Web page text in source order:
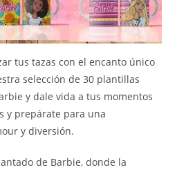
tus tazas con el encanto único
selección de 30 plantillas
y dale vida a tus momentos
y prepárate para una
y diversión.
de Barbie, donde la